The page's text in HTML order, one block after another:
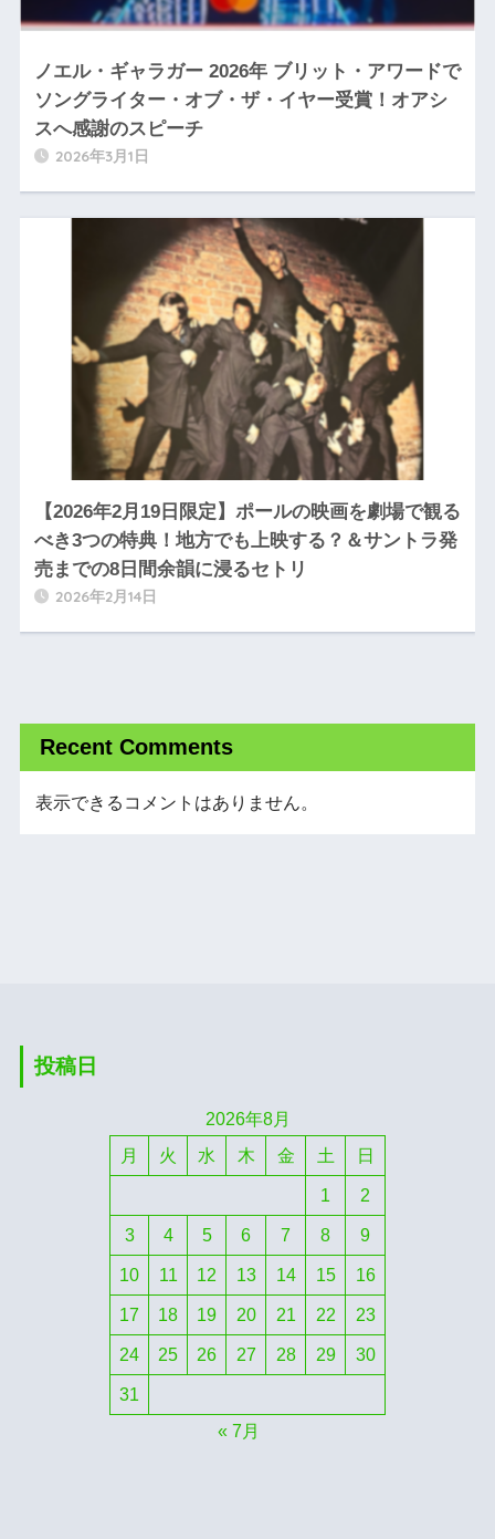
ノエル・ギャラガー 2026年 ブリット・アワードで
ソングライター・オブ・ザ・イヤー受賞！オアシ
スへ感謝のスピーチ
2026年3月1日
【2026年2月19日限定】ポールの映画を劇場で観る
べき3つの特典！地方でも上映する？＆サントラ発
売までの8日間余韻に浸るセトリ
2026年2月14日
Recent Comments
表示できるコメントはありません。
投稿日
2026年8月
月
火 水 木 金 土 日
1 2
3 4 5 6 7 8 9
10 11 12 13 14 15 16
17 18 19 20 21 22 23
24 25 26 27 28 29 30
31
« 7月